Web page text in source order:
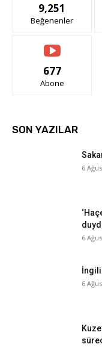
9,251
Beğenenler
677
Abone
SON YAZILAR
6
6
6